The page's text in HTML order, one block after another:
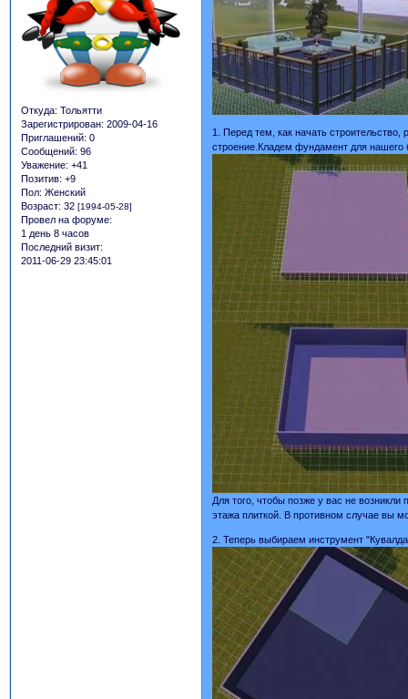
Откуда: Тольятти
Зарегистрирован: 2009-04-16
Приглашений: 0
Сообщений: 96
Уважение: +41
Позитив: +9
Пол: Женский
Возраст: 32 [1994-05-28]
Провел на форуме:
1 день 8 часов
Последний визит:
2011-06-29 23:45:01
1. Перед тем, как начать строительство,
строение.Кладем фундамент для
Для того, чтобы позже у вас не
этажа плиткой. В противном случае вы
2. Теперь выбираем инструмент